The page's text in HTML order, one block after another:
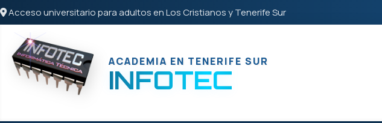
Acceso universitario para adultos en Los Cristianos y Tenerife Sur
ACADEMIA EN TENERIFE SUR
INFOTEC